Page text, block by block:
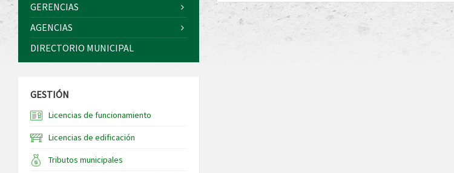
GERENCIAS
AGENCIAS
DIRECTORIO MUNICIPAL
GESTIÓN
Licencias de funcionamiento
Licencias de edificación
Tributos municipales